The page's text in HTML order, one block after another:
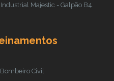
Majestic - Galpão B4.
Bombeiro Civil